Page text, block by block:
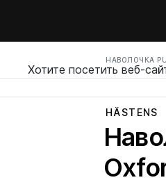
НАВОЛОЧКА
Хотите посетить веб-
HÄSTENS